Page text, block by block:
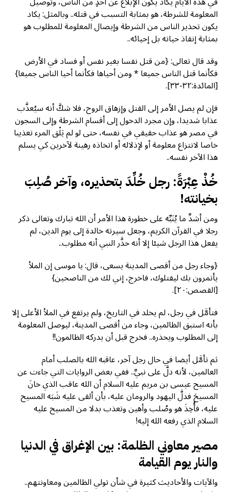
المعلومة للشرطة، هو بمثابة التسبب في قتله.. وبالمثل: يكاد
يكون تحذير الناس من الشرطة وإيصال المعلومة للمطلوب هو
بمثابة إنقاذ حياته بل إحيائه..
وقد قال تعالى: {من قتل نفسا بغير نفس أو فساد في الأرض
فكأنما قتل الناس جميعا * ومن أحياها فكأنما أحيا الناس جميعا}
[المائدة:٣٢-٣٣].
فإن لم يصل الأمر إلى القتل وإزهاق الروح، فلا شكَّ أنه سيُعذَّب
عذابا شديدا، وإن مجرد الدخول إلى أقسام الشرطة وإلى السجون
في مصر هو عذاب حقيقي في نفسه، حتى لو لم يَلْق المرء تعذيبا
خاصا لانتزاع معلومة أو لإذلاله أو اتخاذه رهينة لآخرين كي يسلم
هذا الآخر نفسه..
خُذْ عِبْرَةً: رجل خُلِّدَ بتحذيره، وآخر صُلِبَ
بخيانته!
ومن أشدِّ ما يُنَبِّه على خطورة هذا الأمر أن الله تبارك وتعالى ذكر
رجلا في القرآن الكريم، وجعل سيرته خالدة إلى يوم الدين، لم
يفعل هذا الرجل شيئا إلا أنه حذَّر النبي أنه مطلوب..
{وجاء رجل من أقصى المدينة يسعى، قال: يا موسى إن الملأ
يأتمرون بك ليقتلوك، فاخرج، إني لك من الناصحين}
[القصص:٢٠].
فتأمَّل في رجل، لم يخلد في التاريخ، ولم يرتفع في الملأ الأعلى إلا
بأنه استبق الظالمين، وجاء من أقصى المدينة، ليوصل المعلومة
إلى المطلوب ويحذره.. فخرج قبل أن يدركه الظالمون!!
ثم تأمَّل أيضا في حال رجل آخر، عاقبه الله بالصلب أمام
العالمين، لأنه دلَّ على نبيِّ.. ففي بعض الروايات التي جاءت عن
المسيح عيسى بن مريم عليه السلام أن الله عاقب الذي خانَ
المسيحَ فدلَّ اليهود والرومان عليه، بأن ألقى عليه شَبَه المسيح
عليه، فأُخِذَ هو وصُلب وأهين وتعذب بدلا من المسيح عليه
السلام الذي رفعه الله إليه!
مصير معاوني الظلمة: بين الإغراق في الدنيا
والنار يوم القيامة
والآيات والأحاديث كثيرة في شأن تولي الظالمين ومعاونتهم..